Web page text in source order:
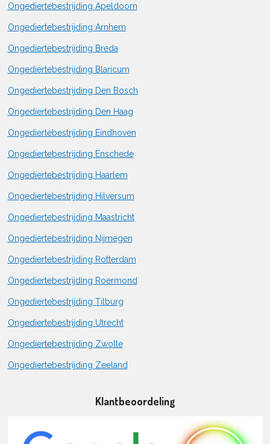
Ongediertebestrijding Apeldoorn
Ongediertebestrijding Arnhem
Ongediertebestrijding Breda
Ongediertebestrijding Blaricum
Ongediertebestrijding Den Bosch
Ongediertebestrijding Den Haag
Ongediertebestrijding Eindhoven
Ongediertebestrijding Enschede
Ongediertebestrijding Haarlem
Ongediertebestrijding Hilversum
Ongediertebestrijding Maastricht
Ongediertebestrijding Nijmegen
Ongediertebestrijding Rotterdam
Ongediertebestrijding Roermond
Ongediertebestrijding Tilburg
Ongediertebestrijding Utrecht
Ongediertebestrijding Zwolle
Ongediertebestrijding Zeeland
Klantbeoordeling